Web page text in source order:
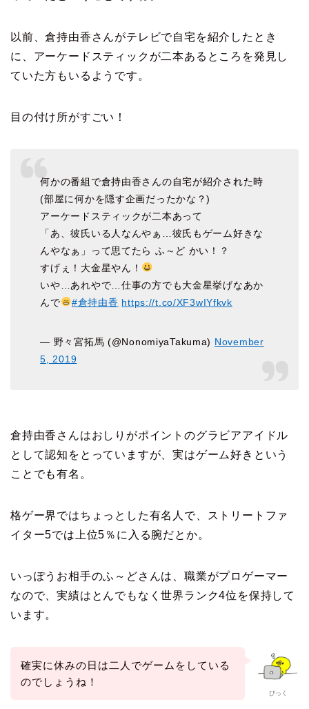
以前、倉持由香さんがテレビで自宅を紹介したとき
に、アーケードスティックが二本あるところを発見し
ていた方もいるようです。
目の付け所がすごい！
何かの番組で倉持由香さんの自宅が紹介された時
(部屋に何かを隠す企画だったかな？)
アーケードスティックが二本あって
「あ、彼氏いる人なんやぁ…彼氏もゲーム好きな
んやなぁ」って思てたら ふ～ど かい！？
すげぇ！大金星やん！
いや…あれやで…仕事の方でも大金星挙げなあか
んで
#倉持由香 https://t.co/XF3wIYfkvk
— 野々宮拓馬 (@NonomiyaTakuma) November
5, 2019
倉持由香さんはおしりがポイントのグラビアアイドル
として認知をとっていますが、実はゲーム好きという
ことでも有名。
格ゲー界ではちょっとした有名人で、ストリートファ
イター5では上位5％に入る腕だとか。
いっぽうお相手のふ～どさんは、職業がプロゲーマー
なので、実績はとんでもなく世界ランク4位を保持して
います。
ぴっく
確実に休みの日は二人でゲームをしている
のでしょうね！